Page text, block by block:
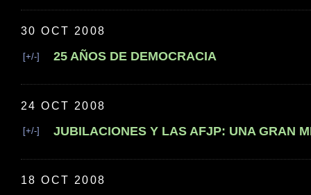
30 OCT 2008
[+/-] 25 AÑOS DE DEMOCRACIA
24 OCT 2008
[+/-] JUBILACIONES Y LAS AFJP: UNA GRAN
18 OCT 2008